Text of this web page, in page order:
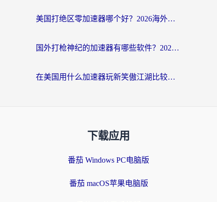
美国打绝区零加速器哪个好？2026海外玩家实测指南（附英国部落冲突梦幻西游加速技巧）
国外打枪神纪的加速器有哪些软件？2026海外玩家亲测实用指南
在美国用什么加速器玩新笑傲江湖比较好一点？海外玩家亲测的靠谱方案
下载应用
番茄 Windows PC电脑版
番茄 macOS苹果电脑版